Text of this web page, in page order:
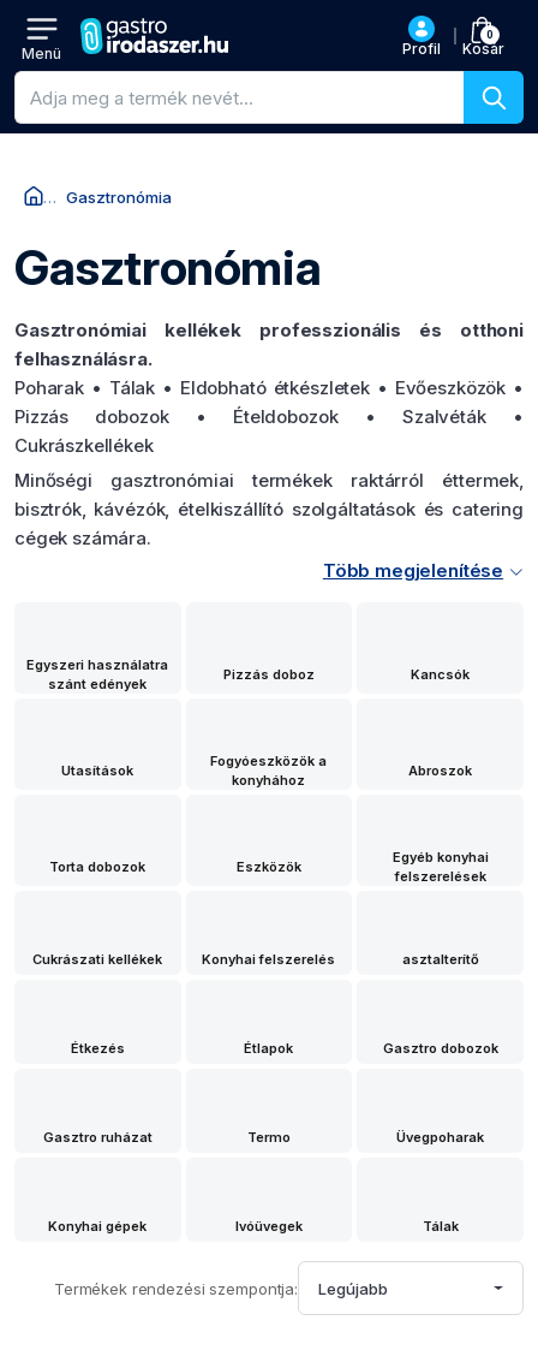
Menü Profil
0
Kosár
Termékkeresés
Gasztronómia
Gasztronómia
Gasztronómiai kellékek professzionális és otthoni
felhasználásra.
Poharak • Tálak • Eldobható étkészletek • Evőeszközök •
Pizzás dobozok • Ételdobozok • Szalvéták •
Cukrászkellékek
Minőségi gasztronómiai termékek raktárról éttermek,
bisztrók, kávézók, ételkiszállító szolgáltatások és catering
cégek számára.
Több megjelenítése
Egyszeri használatra
szánt edények
Pizzás doboz Kancsók
Utasítások
Fogyóeszközök a
konyhához
Abroszok
Torta dobozok Eszközök
Egyéb konyhai
felszerelések
Cukrászati kellékek Konyhai felszerelés asztalterítő
Étkezés Étlapok Gasztro dobozok
Gasztro ruházat Termo Üvegpoharak
Konyhai gépek Ivóüvegek Tálak
Termékek rendezési szempontja: Legújabb